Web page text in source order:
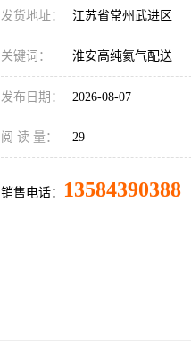
发货地址： 江苏省常州武进区
关键词： 淮安高纯氦气配送
发布日期： 2026-08-07
阅 读 量： 29
销售电话： 13584390388